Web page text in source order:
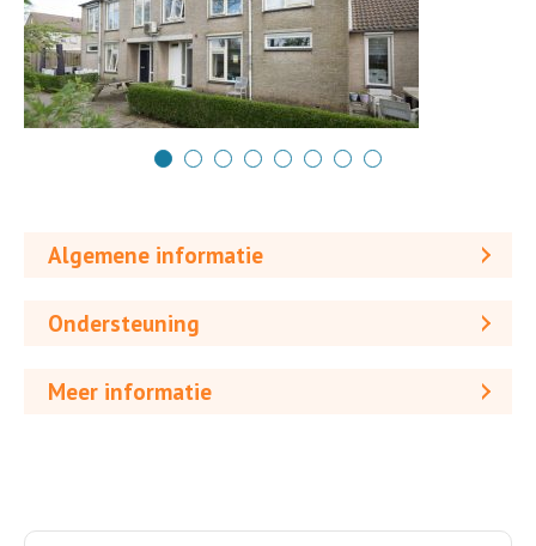
Algemene informatie
Ondersteuning
Meer informatie